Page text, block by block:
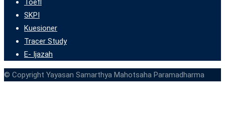
SKPI
Kuesioner
Tracer Study
E- Ijazah
© Copyright Yayasan Samarthya Mahotsaha Paramadharma